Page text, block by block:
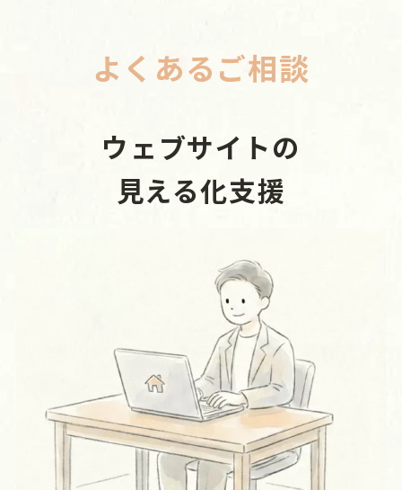
よくあるご相談
ウェブサイトの
見える化支援